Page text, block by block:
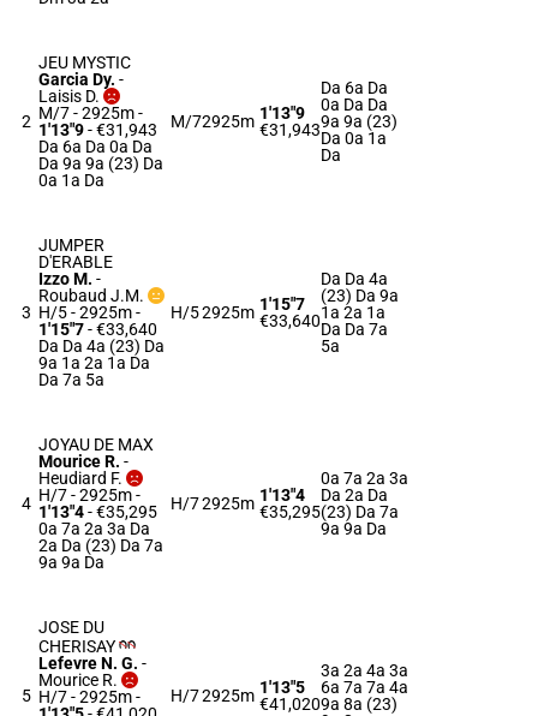
2
JEU MYSTIC
Garcia Dy. -
Laisis D.
M/7 - 2925m-
1'13"9- €31,943
Da 6a Da 0a Da
Da 9a 9a (23) Da
0a 1a Da
M/72925m 1'13"9
€31,943
Da 6a Da
0a Da Da
9a 9a (23)
Da 0a 1a
Da
3
JUMPER
D'ERABLE
Izzo M. -
Roubaud J.M.
H/5 - 2925m-
1'15"7- €33,640
Da Da 4a (23) Da
9a 1a 2a 1a Da
Da 7a 5a
H/52925m 1'15"7
€33,640
Da Da 4a
(23) Da 9a
1a 2a 1a
Da Da 7a
5a
4
JOYAU DE MAX
Mourice R. -
Heudiard F.
H/7 - 2925m-
1'13"4- €35,295
0a 7a 2a 3a Da
2a Da (23) Da 7a
9a 9a Da
H/72925m 1'13"4
€35,295
0a 7a 2a 3a
Da 2a Da
(23) Da 7a
9a 9a Da
5
JOSE DU
CHERISAY
Lefevre N. G. -
Mourice R.
H/7 - 2925m-
H/72925m 1'13"5
€41,020
3a 2a 4a 3a
6a 7a 7a 4a
9a 8a (23)